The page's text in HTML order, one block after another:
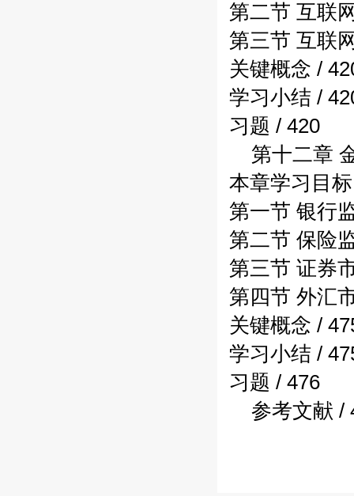
第二节 互联
第三节 互联
关键概念 /
学习小结 /
习题 / 420
第十二章
本章学习目
第一节 银行
第二节 保险
第三节 证券
第四节 外汇
关键概念 /
学习小结 /
习题 / 476
参考文献 /